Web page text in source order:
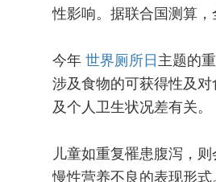
性影响。据联合国测算
今年 世界厕所日主题的
涉及食物的可获得性及
及个人卫生状况差有关。
儿童如重复罹患腹泻，
慢性营养不良的表现形